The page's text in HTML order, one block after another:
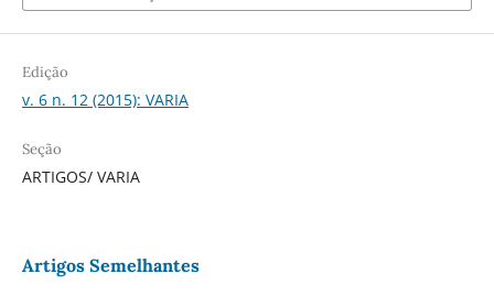
Edição
v. 6 n. 12 (2015): VARIA
Seção
ARTIGOS/ VARIA
Artigos Semelhantes